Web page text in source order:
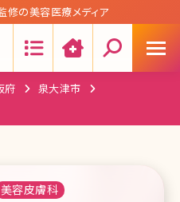
の美容医療メディア
府
泉大津市
美容皮膚科